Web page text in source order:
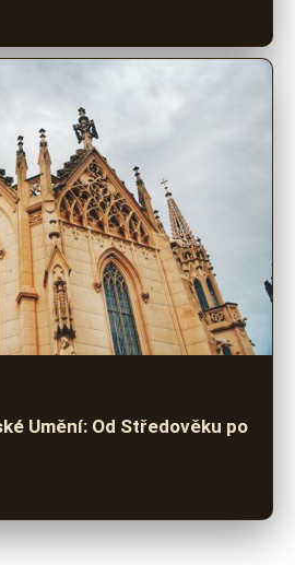
Umění: Od Středověku po